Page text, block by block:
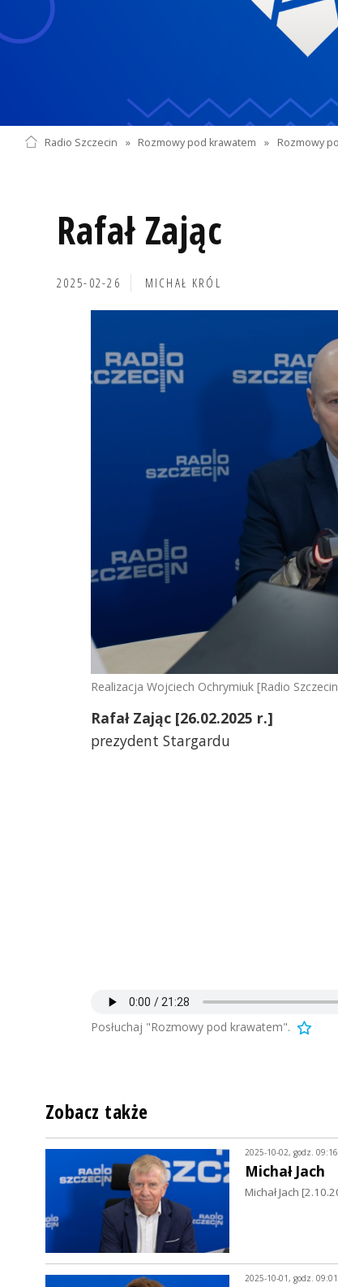
Radio Szczecin » Rozmowy pod krawatem » Rozmowy
Rafał Zając
2025-02-26 MICHAŁ KRÓL
Realizacja Wojciech Ochrymiuk [Radio
Rafał Zając [26.02.2025 r.]
prezydent Stargardu
Posłuchaj "Rozmowy pod krawatem".
Zobacz także
2025-10-02, godz. 09:16
Michał Jach
Michał Jach
2025-10-01, godz. 09:01